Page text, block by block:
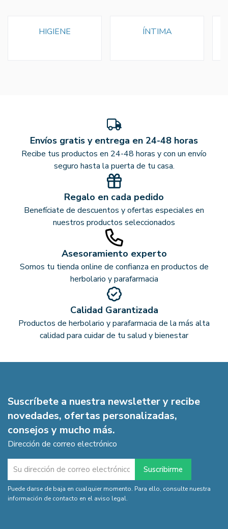
HIGIENE ÍNTIMA
Envíos gratis y entrega en 24-48 horas
Recibe tus productos en 24-48 horas y con un envío
seguro hasta la puerta de tu casa.
Regalo en cada pedido
Benefíciate de descuentos y ofertas especiales en
nuestros productos seleccionados
Asesoramiento experto
Somos tu tienda online de confianza en productos de
herbolario y parafarmacia
Calidad Garantizada
Productos de herbolario y parafarmacia de la más alta
calidad para cuidar de tu salud y bienestar
Suscríbete a nuestra newsletter y recibe
novedades, ofertas personalizadas,
consejos y mucho más.
Dirección de correo electrónico
Puede darse de baja en cualquier momento. Para ello, consulte nuestra
información de contacto en el aviso legal.